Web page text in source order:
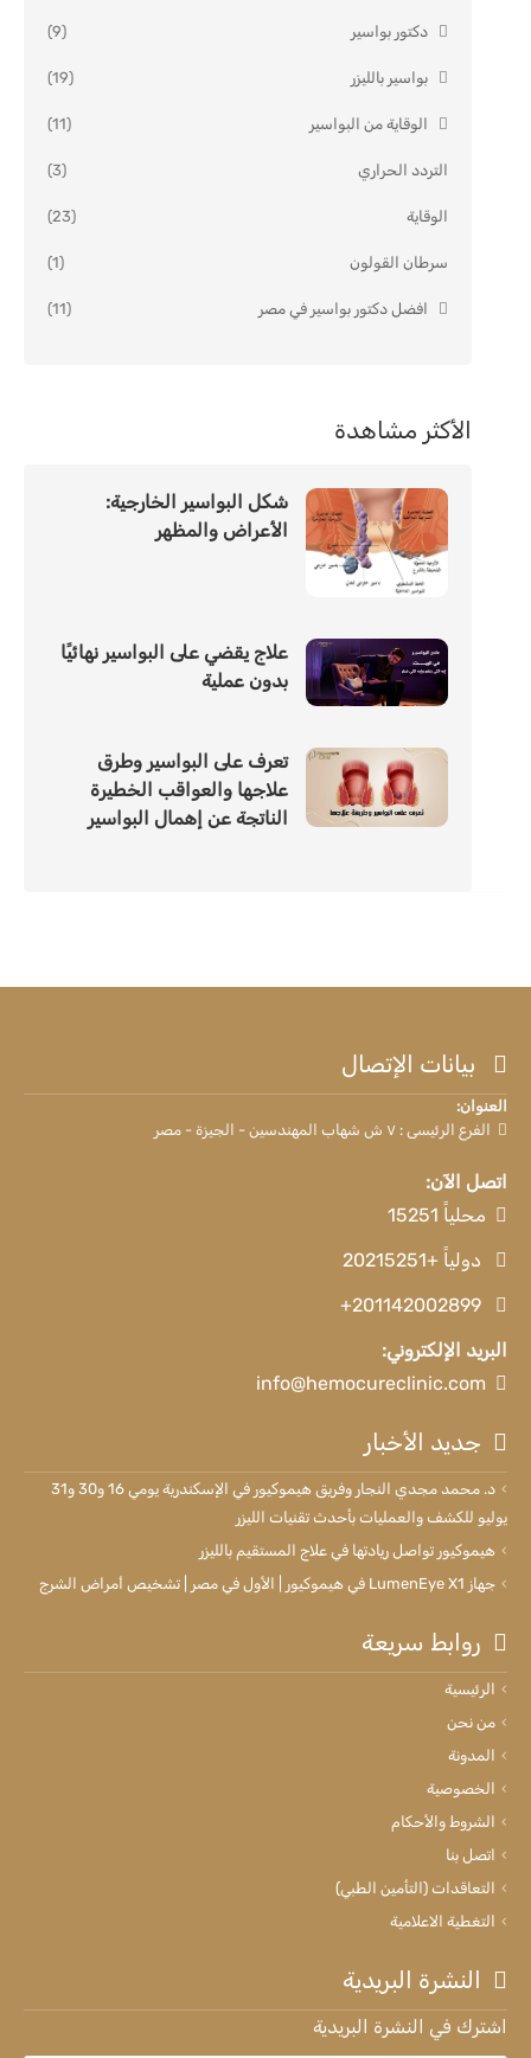
دكتور بواسير (9)
بواسير بالليزر (19)
الوقاية من البواسير (11)
التردد الحراري (3)
الوقاية (23)
سرطان القولون (1)
افضل دكتور بواسير في مصر (11)
الأكثر مشاهدة
شكل البواسير الخارجية:
الأعراض والمظهر
علاج يقضي على البواسير نهائيًا
بدون عملية
تعرف على البواسير وطرق
علاجها والعواقب الخطيرة
الناتجة عن إهمال البواسير
بيانات الإتصال
العنوان:
الفرع الرئيسى : ٧ ش شهاب المهندسين - الجيزة - مصر
اتصل الآن:
محلياً 15251
دولياً +20215251
+201142002899
البريد الإلكتروني:
info@hemocureclinic.com
جديد الأخبار
د. محمد مجدي النجار وفريق هيموكيور في الإسكندرية يومي 16 و30 و31
يوليو للكشف والعمليات بأحدث تقنيات الليزر
هيموكيور تواصل ريادتها في علاج المستقيم بالليزر
جهاز LumenEye X1 في هيموكيور | الأول في مصر | تشخيص أمراض الشرج
روابط سريعة
الرئيسية
من نحن
المدونة
الخصوصية
الشروط والأحكام
اتصل بنا
التعاقدات (التأمين الطبي)
التغطية الاعلامية
النشرة البريدية
اشترك في النشرة البريدية